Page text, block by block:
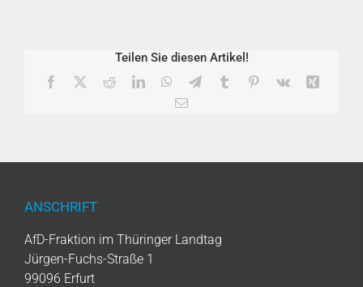
Teilen Sie diesen Artikel!
Facebook RedditLinkedInWhatsApp
TelegramTumblr Pinterest
Vk
E-
ANSCHRIFT
AfD-Fraktion im Thüringer Landtag
Jürgen-Fuchs-Straße 1
99096 Erfurt